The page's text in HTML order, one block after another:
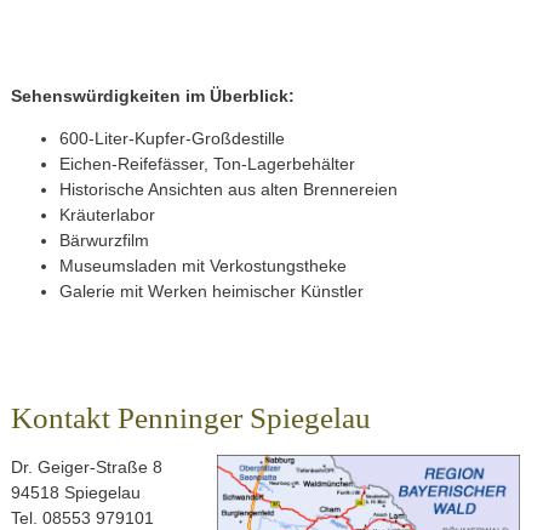
Sehenswürdigkeiten im Überblick:
600-Liter-Kupfer-Großdestille
Eichen-Reifefässer, Ton-Lagerbehälter
Historische Ansichten aus alten Brennereien
Kräuterlabor
Bärwurzfilm
Museumsladen mit Verkostungstheke
Galerie mit Werken heimischer Künstler
Kontakt Penninger Spiegelau
Dr. Geiger-Straße 8
94518 Spiegelau
Tel. 08553 979101